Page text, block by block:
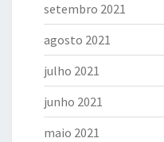
setembro 2021
agosto 2021
julho 2021
junho 2021
maio 2021